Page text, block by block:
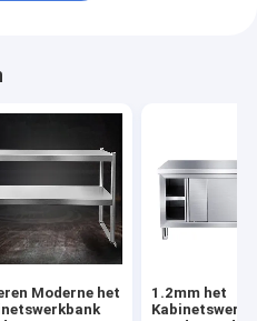
Moderne het
1.2mm het